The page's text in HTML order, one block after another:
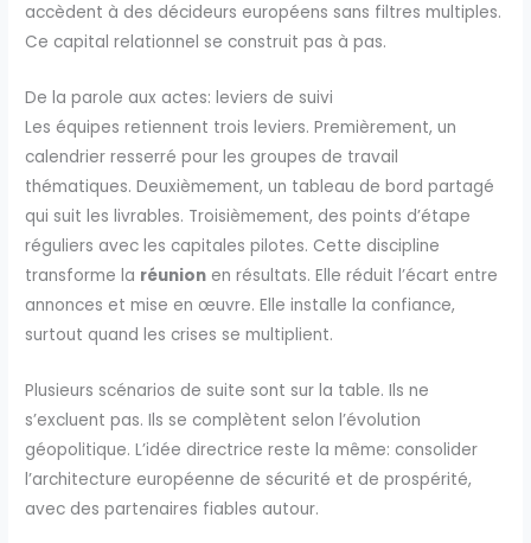
accèdent à des décideurs européens sans filtres multiples.
Ce capital relationnel se construit pas à pas.
De la parole aux actes: leviers de suivi
Les équipes retiennent trois leviers. Premièrement, un
calendrier resserré pour les groupes de travail
thématiques. Deuxièmement, un tableau de bord partagé
qui suit les livrables. Troisièmement, des points d’étape
réguliers avec les capitales pilotes. Cette discipline
transforme la réunion en résultats. Elle réduit l’écart entre
annonces et mise en œuvre. Elle installe la confiance,
surtout quand les crises se multiplient.
Plusieurs scénarios de suite sont sur la table. Ils ne
s’excluent pas. Ils se complètent selon l’évolution
géopolitique. L’idée directrice reste la même: consolider
l’architecture européenne de sécurité et de prospérité,
avec des partenaires fiables autour.